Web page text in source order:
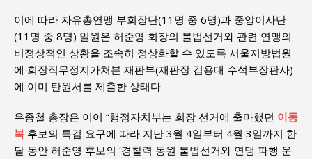
이에 따라 자유총연맹 부회장단(11명 중 6명)과 중앙이사단
(11명 중 8명) 일원은 허준영 회장의 불법선거와 관련 연맹의
비정상적인 상황을 조속히 정상화할 수 있도록 서울지방법원
에 회장직무정지가처분 재판부(재판장 김용대 수석부장판사)
에 이미 탄원서를 제출한 상태다.
우종철 총장은 이어 “행정자치부는 회장 선거에 출마했던 이동
복 후보의 특검 요구에 따라 지난 3월 4일부터 4월 3일까지 한
달 동안 허준영 후보의 ‘경찰력 동원 불법선거와 연맹 파행 운